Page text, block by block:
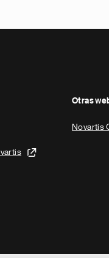
Otras
Novartis